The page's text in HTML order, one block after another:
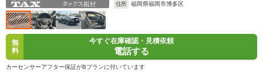
住所
福岡県福岡市博多区
無
料
今すぐ在庫確認・見積依頼
電話する
カーセンサーアフター保証がBプランに付いています